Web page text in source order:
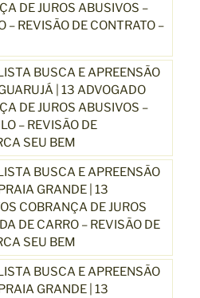
DE JUROS ABUSIVOS –
– REVISÃO DE CONTRATO –
BUSCA E APREENSÃO
| 13 ADVOGADO
DE JUROS ABUSIVOS –
– REVISÃO DE
SEU BEM
BUSCA E APREENSÃO
GRANDE | 13
COBRANÇA DE JUROS
DE CARRO – REVISÃO DE
SEU BEM
BUSCA E APREENSÃO
GRANDE | 13